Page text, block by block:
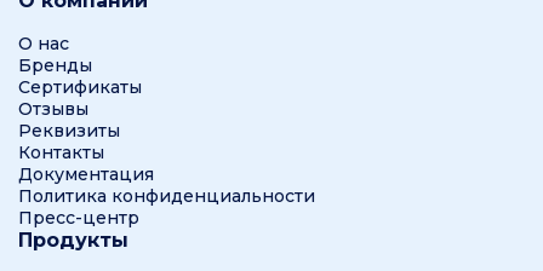
О нас
Бренды
Сертификаты
Отзывы
Реквизиты
Контакты
Документация
Политика конфиденциальности
Пресс-центр
Продукты